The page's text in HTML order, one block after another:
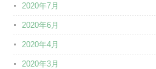
2020年7月
2020年6月
2020年4月
2020年3月